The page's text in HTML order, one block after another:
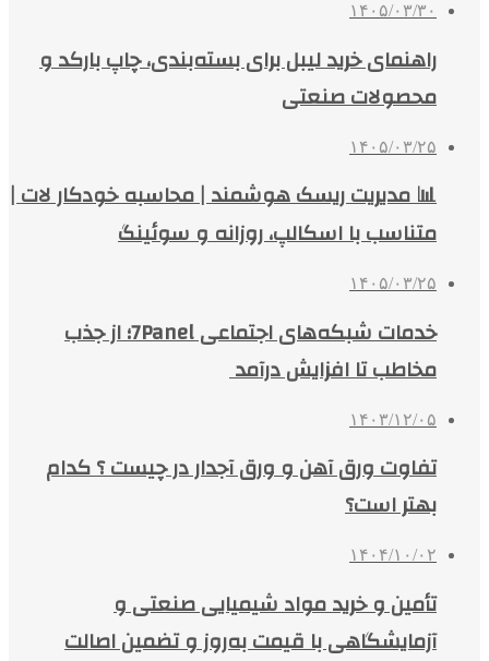
۱۴۰۵/۰۳/۳۰
راهنمای خرید لیبل برای بسته‌بندی، چاپ بارکد و
محصولات صنعتی
۱۴۰۵/۰۳/۲۵
📊 مدیریت ریسک هوشمند | محاسبه خودکار لات |
متناسب با اسکالپ، روزانه و سوئینگ
۱۴۰۵/۰۳/۲۵
خدمات شبکه‌های اجتماعی 7Panel؛ از جذب
مخاطب تا افزایش درآمد
۱۴۰۳/۱۲/۰۵
تفاوت ورق آهن و ورق آجدار در چیست ؟ کدام
بهتر است؟
۱۴۰۴/۱۰/۰۲
تأمین و خرید مواد شیمیایی صنعتی و
آزمایشگاهی با قیمت به‌روز و تضمین اصالت